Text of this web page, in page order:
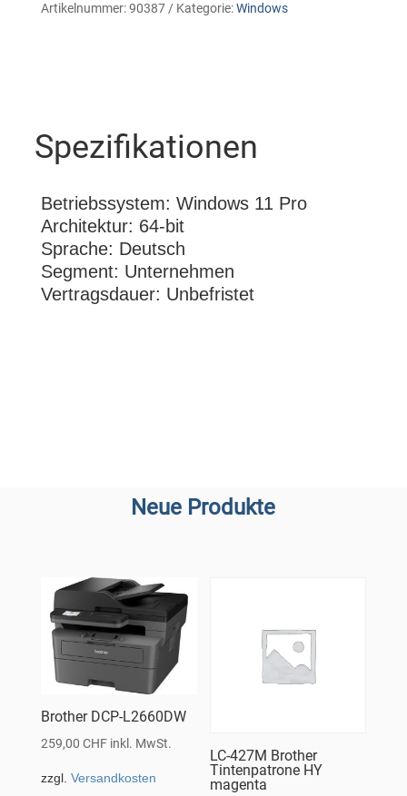
Artikelnummer:90387 Kategorie:Windows
Spezifikationen
Betriebssystem: Windows 11 Pro
Architektur: 64-bit
Sprache: Deutsch
Segment: Unternehmen
Vertragsdauer: Unbefristet
Neue Produkte
Brother DCP-L2660DW
259,00 CHF inkl. MwSt.
zzgl. Versandkosten
LC-427M Brother
Tintenpatrone HY
magenta